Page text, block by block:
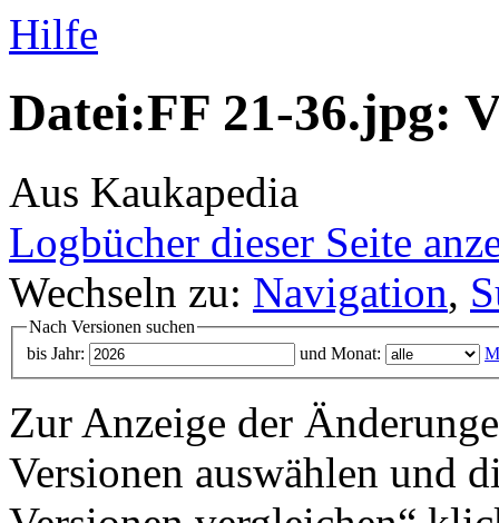
Hilfe
Datei:FF 21-36.jpg:
Aus Kaukapedia
Logbücher dieser Seite
Wechseln zu: Navigation,
Nach Versionen suchen
bis Jahr:
und Monat:
Zur Anzeige der
Versionen auswählen und